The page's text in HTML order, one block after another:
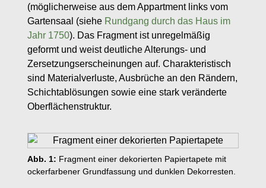
(möglicherweise aus dem Appartment links vom
Gartensaal (siehe Rundgang durch das Haus im
Jahr 1750). Das Fragment ist unregelmäßig
geformt und weist deutliche Alterungs- und
Zersetzungserscheinungen auf. Charakteristisch
sind Materialverluste, Ausbrüche an den Rändern,
Schichtablösungen sowie eine stark veränderte
Oberflächenstruktur.
Abb. 1: Fragment einer dekorierten Papiertapete mit
ockerfarbener Grundfassung und dunklen Dekorresten.